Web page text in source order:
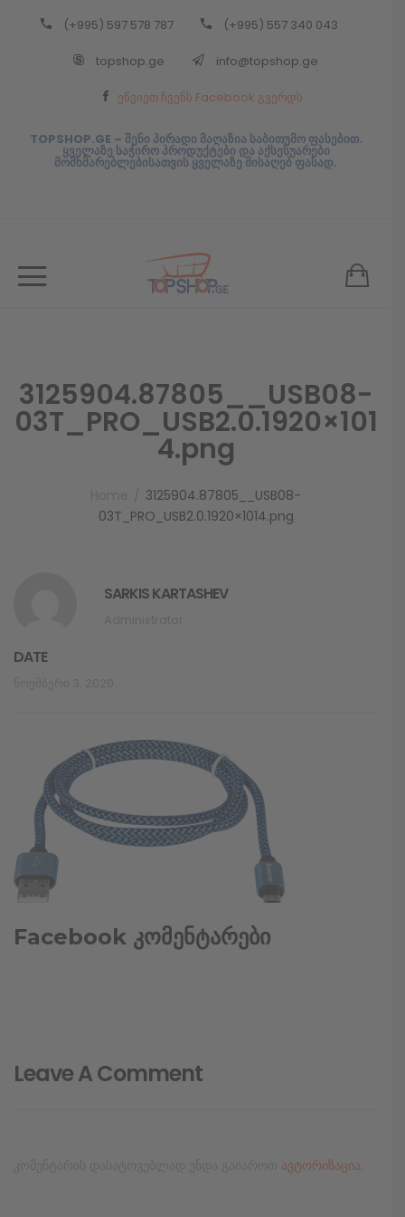
(+995) 597 578 787 (+995) 557 340 043
topshop.ge info@topshop.ge
ეწვიეთ ჩვენს Facebook გვერდს
TOPSHOP.GE – შენი პირადი მაღაზია საბითუმო ფასებით.
ყველაზე საჭირო პროდუქტები და აქსესუარები
მომხმარებლებისათვის ყველაზე მისაღებ ფასად.
3125904.87805__USB08-
03T_PRO_USB2.0.1920×101
4.png
3125904.87805__USB08-
03T_PRO_USB2.0.1920×1014.png
SARKIS KARTASHEV
DATE
Facebook კომენტარები
Leave A Comment
ავტორიზაცია
Back